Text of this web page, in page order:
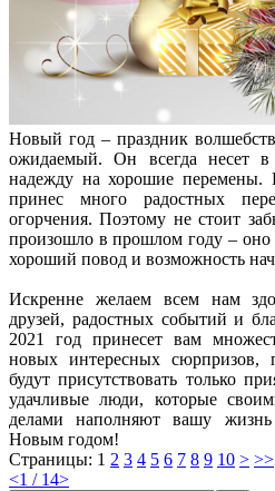
Новый год – праздник
ожидаемый. Он всегда несет
надежду на хорошие перемены.
принес много радостных
огорчения. Поэтому не стоит
произошло в прошлом году –
хороший повод и возможность
Искренне желаем всем нам
друзей, радостных событий и
2021 год принесет вам
новых интересных сюрпризов,
будут присутствовать только
удачливые люди, которые
делами наполняют вашу
Новым годом!
Страницы: 1 2 3 4 5 6 7 8 9 10 > >>
<1 / 14>